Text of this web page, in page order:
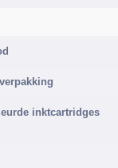
inktcartridges